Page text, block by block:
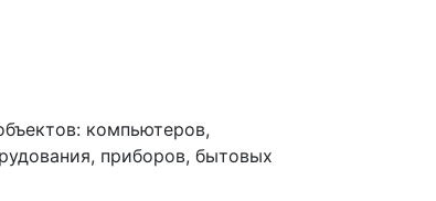
компьютеров,
приборов, бытовых